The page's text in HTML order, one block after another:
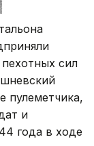
сил
пулеметчика,
и
года в ходе